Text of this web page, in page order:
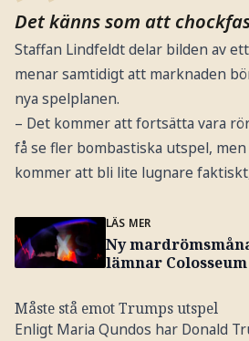
Det känns som att
Staffan Lindfeldt delar bilden av
menar samtidigt att marknaden
nya spelplanen.
– Det kommer att fortsätta vara
få se fler bombastiska utspel,
kommer att bli lite lugnare
LÄS MER
Ny
lämnar
Måste stå emot Trumps utspel
Enligt Maria Qundos har Donald